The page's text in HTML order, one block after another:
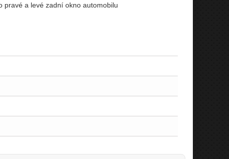
pravé a levé zadní okno automobilu